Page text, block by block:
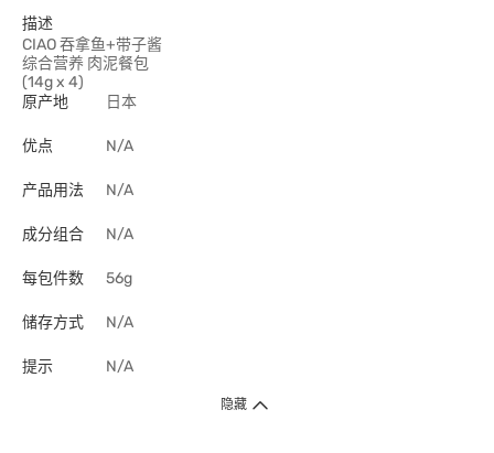
描述
CIAO 吞拿鱼+带子酱
综合营养 肉泥餐包
(14g x 4)
原产地
日本
优点 N/A
产品用法 N/A
成分组合 N/A
每包件数 56g
储存方式 N/A
提示 N/A
隐藏